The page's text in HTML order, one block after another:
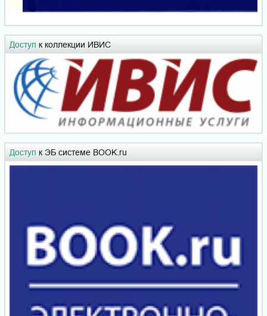
Доступ к коллекции ИВИС
Доступ к ЭБ системе BOOK.ru